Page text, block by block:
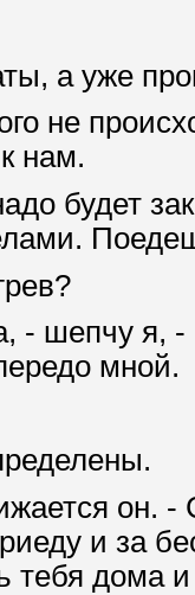
а уже
не
нам.
будет
- шепчу
мной.
он. -
и за
дома и